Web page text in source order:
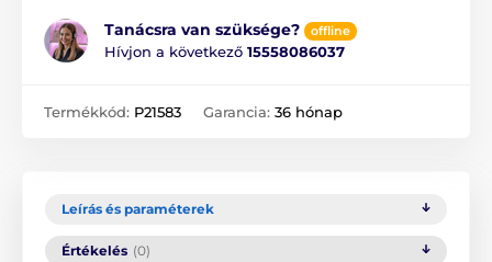
Tanácsra van szüksége? offline
Hívjon a következő 15558086037
Termékkód: P21583 Garancia: 36 hónap
Leírás és paraméterek
Értékelés (0)